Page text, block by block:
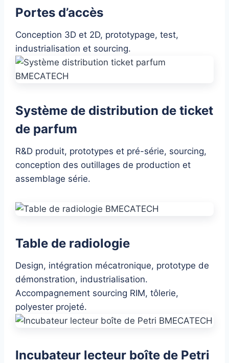
Portes d’accès
Conception 3D et 2D, prototypage, test,
industrialisation et sourcing.
Système de distribution de ticket
de parfum
R&D produit, prototypes et pré-série, sourcing,
conception des outillages de production et
assemblage série.
Table de radiologie
Design, intégration mécatronique, prototype de
démonstration, industrialisation.
Accompagnement sourcing RIM, tôlerie,
polyester projeté.
Incubateur lecteur boîte de Petri